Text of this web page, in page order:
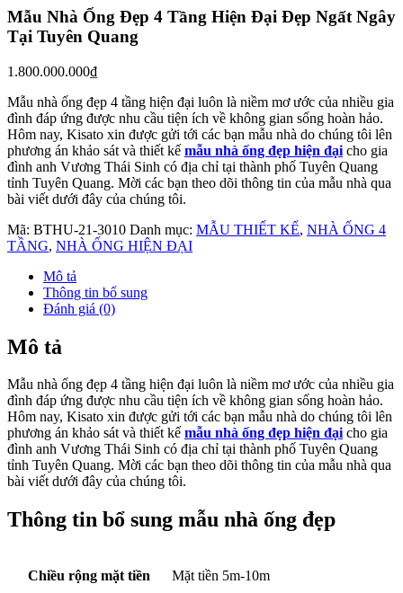
Mẫu Nhà Ống Đẹp 4 Tầng Hiện Đại Đẹp Ngất Ngây
Tại Tuyên Quang
1.800.000.000₫
Mẫu nhà ống đẹp 4 tầng hiện đại luôn là niềm mơ ước của nhiều gia
đình đáp ứng được nhu cầu tiện ích về không gian sống hoàn hảo.
Hôm nay, Kisato xin được gửi tới các bạn mẫu nhà do chúng tôi lên
phương án khảo sát và thiết kế mẫu nhà ống đẹp hiện đại cho gia
đình anh Vương Thái Sinh có địa chỉ tại thành phố Tuyên Quang
tỉnh Tuyên Quang. Mời các bạn theo dõi thông tin của mẫu nhà qua
bài viết dưới đây của chúng tôi.
Mã: BTHU-21-3010 Danh mục: MẪU THIẾT KẾ, NHÀ ỐNG 4
TẦNG, NHÀ ỐNG HIỆN ĐẠI
Mô tả
Thông tin bổ sung
Đánh giá (0)
Mô tả
Mẫu nhà ống đẹp 4 tầng hiện đại luôn là niềm mơ ước của nhiều gia
đình đáp ứng được nhu cầu tiện ích về không gian sống hoàn hảo.
Hôm nay, Kisato xin được gửi tới các bạn mẫu nhà do chúng tôi lên
phương án khảo sát và thiết kế mẫu nhà ống đẹp hiện đạicho gia
đình anh Vương Thái Sinh có địa chỉ tại thành phố Tuyên Quang
tỉnh Tuyên Quang. Mời các bạn theo dõi thông tin của mẫu nhà qua
bài viết dưới đây của chúng tôi.
Thông tin bổ sung mẫu nhà ống đẹp
Chiều rộng mặt tiền Mặt tiền 5m-10m